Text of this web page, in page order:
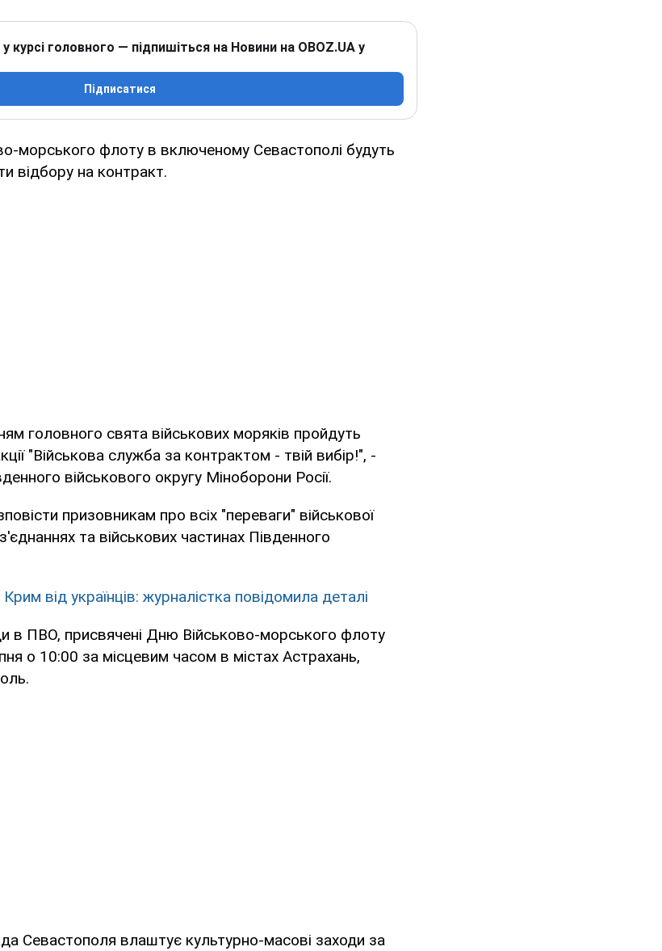
курсі головного — підпишіться на Новини на OBOZ.UA у
Підписатися
морського флоту в включеному Севастополі будуть
відбору на контракт.
головного свята військових моряків пройдуть
"Військова служба за контрактом - твій вибір!", -
військового округу Міноборони Росії.
призовникам про всіх "переваги" військової
та військових частинах Південного
від українців: журналістка повідомила деталі
в ПВО, присвячені Дню Військово-морського флоту
о 10:00 за місцевим часом в містах Астрахань,
Севастополя влаштує культурно-масові заходи за